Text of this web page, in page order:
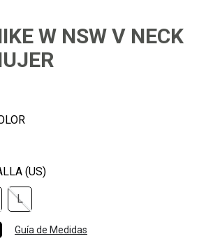
W NSW V NECK
L
Guía de Medidas